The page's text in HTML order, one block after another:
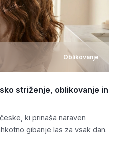
Oblikovanje
striženje, oblikovanje in
ki prinaša naraven
gibanje las za vsak dan.